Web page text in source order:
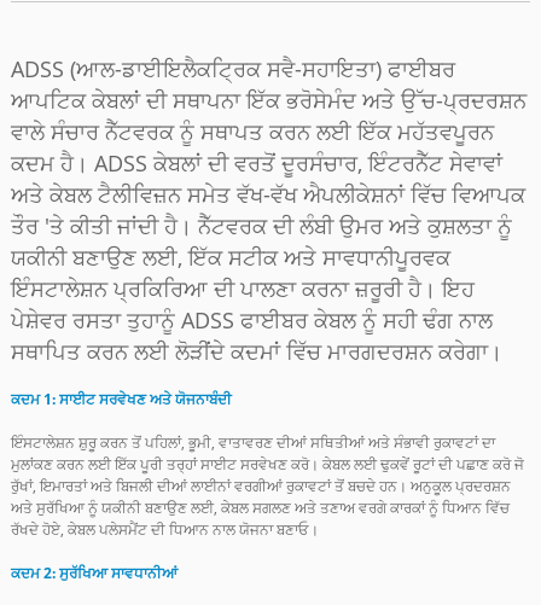
ADSS (ਆਲ-ਡਾਈਇਲੈਕਟ੍ਰਿਕ ਸਵੈ-ਸਹਾਇਤਾ) ਫਾਈਬਰ
ਆਪਟਿਕ ਕੇਬਲਾਂ ਦੀ ਸਥਾਪਨਾ ਇੱਕ ਭਰੋਸੇਮੰਦ ਅਤੇ ਉੱਚ-ਪ੍ਰਦਰਸ਼ਨ
ਵਾਲੇ ਸੰਚਾਰ ਨੈੱਟਵਰਕ ਨੂੰ ਸਥਾਪਤ ਕਰਨ ਲਈ ਇੱਕ ਮਹੱਤਵਪੂਰਨ
ਕਦਮ ਹੈ। ADSS ਕੇਬਲਾਂ ਦੀ ਵਰਤੋਂ ਦੂਰਸੰਚਾਰ, ਇੰਟਰਨੈੱਟ ਸੇਵਾਵਾਂ
ਅਤੇ ਕੇਬਲ ਟੈਲੀਵਿਜ਼ਨ ਸਮੇਤ ਵੱਖ-ਵੱਖ ਐਪਲੀਕੇਸ਼ਨਾਂ ਵਿੱਚ ਵਿਆਪਕ
ਤੌਰ 'ਤੇ ਕੀਤੀ ਜਾਂਦੀ ਹੈ। ਨੈੱਟਵਰਕ ਦੀ ਲੰਬੀ ਉਮਰ ਅਤੇ ਕੁਸ਼ਲਤਾ ਨੂੰ
ਯਕੀਨੀ ਬਣਾਉਣ ਲਈ, ਇੱਕ ਸਟੀਕ ਅਤੇ ਸਾਵਧਾਨੀਪੂਰਵਕ
ਇੰਸਟਾਲੇਸ਼ਨ ਪ੍ਰਕਿਰਿਆ ਦੀ ਪਾਲਣਾ ਕਰਨਾ ਜ਼ਰੂਰੀ ਹੈ। ਇਹ
ਪੇਸ਼ੇਵਰ ਰਸਤਾ ਤੁਹਾਨੂੰ ADSS ਫਾਈਬਰ ਕੇਬਲ ਨੂੰ ਸਹੀ ਢੰਗ ਨਾਲ
ਸਥਾਪਿਤ ਕਰਨ ਲਈ ਲੋੜੀਂਦੇ ਕਦਮਾਂ ਵਿੱਚ ਮਾਰਗਦਰਸ਼ਨ ਕਰੇਗਾ।
ਕਦਮ 1: ਸਾਈਟ ਸਰਵੇਖਣ ਅਤੇ ਯੋਜਨਾਬੰਦੀ
ਇੰਸਟਾਲੇਸ਼ਨ ਸ਼ੁਰੂ ਕਰਨ ਤੋਂ ਪਹਿਲਾਂ, ਭੂਮੀ, ਵਾਤਾਵਰਣ ਦੀਆਂ ਸਥਿਤੀਆਂ ਅਤੇ ਸੰਭਾਵੀ ਰੁਕਾਵਟਾਂ ਦਾ
ਮੁਲਾਂਕਣ ਕਰਨ ਲਈ ਇੱਕ ਪੂਰੀ ਤਰ੍ਹਾਂ ਸਾਈਟ ਸਰਵੇਖਣ ਕਰੋ। ਕੇਬਲ ਲਈ ਢੁਕਵੇਂ ਰੂਟਾਂ ਦੀ ਪਛਾਣ ਕਰੋ ਜੋ
ਰੁੱਖਾਂ, ਇਮਾਰਤਾਂ ਅਤੇ ਬਿਜਲੀ ਦੀਆਂ ਲਾਈਨਾਂ ਵਰਗੀਆਂ ਰੁਕਾਵਟਾਂ ਤੋਂ ਬਚਦੇ ਹਨ। ਅਨੁਕੂਲ ਪ੍ਰਦਰਸ਼ਨ
ਅਤੇ ਸੁਰੱਖਿਆ ਨੂੰ ਯਕੀਨੀ ਬਣਾਉਣ ਲਈ, ਕੇਬਲ ਸਗਲਣ ਅਤੇ ਤਣਾਅ ਵਰਗੇ ਕਾਰਕਾਂ ਨੂੰ ਧਿਆਨ ਵਿੱਚ
ਰੱਖਦੇ ਹੋਏ, ਕੇਬਲ ਪਲੇਸਮੈਂਟ ਦੀ ਧਿਆਨ ਨਾਲ ਯੋਜਨਾ ਬਣਾਓ।
ਕਦਮ 2: ਸੁਰੱਖਿਆ ਸਾਵਧਾਨੀਆਂ